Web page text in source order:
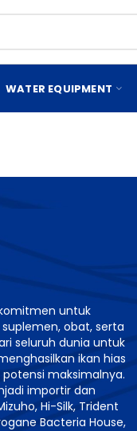
WATER EQUIPMENT
untuk
obat, serta
seluruh dunia untuk
ikan hias
maksimalnya.
importir dan
Hi-Silk, Trident
Bacteria House,